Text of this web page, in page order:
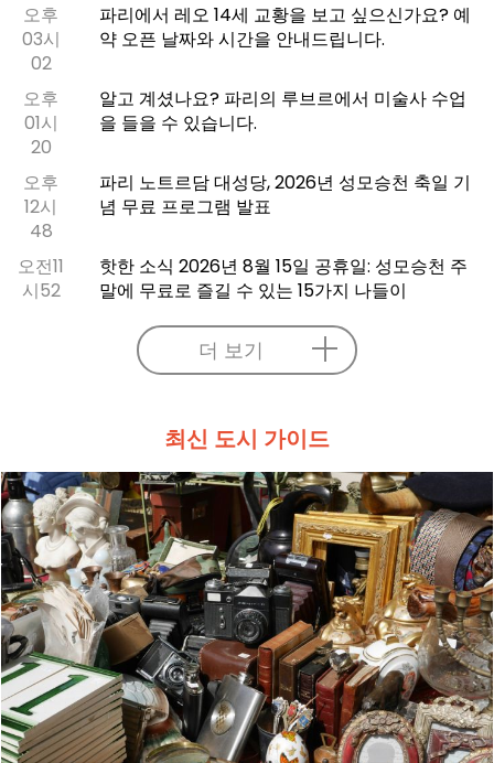
오후
03시
02
파리에서 레오 14세 교황을 보고 싶으신가요? 예
약 오픈 날짜와 시간을 안내드립니다.
오후
01시
20
알고 계셨나요? 파리의 루브르에서 미술사 수업
을 들을 수 있습니다.
오후
12시
48
파리 노트르담 대성당, 2026년 성모승천 축일 기
념 무료 프로그램 발표
오전11
시52
핫한 소식 2026년 8월 15일 공휴일: 성모승천 주
말에 무료로 즐길 수 있는 15가지 나들이
더 보기
최신 도시 가이드